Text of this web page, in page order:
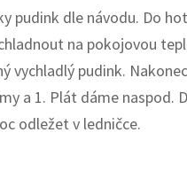
pudink dle návodu. Do
na pokojovou
vychladlý pudink.
a 1. Plát dáme naspod.
odležet v ledničce.